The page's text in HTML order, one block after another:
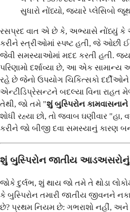
સુધારો નોંધ્યો, જ્યારે પ્લેસિબો
રસપ્રદ વાત એ છે કે, અભ્યાસે નોંધ્યું કે
કરીને સ્ત્રીઓમાં સ્પષ્ટ હતી, જે ઓછી
જેવી સમસ્યાઓમાં મદદ કરતી હતી.
પરિણામો દર્શાવ્યા છે, આ એક
રહે છે જેનો ઉપયોગ ચિકિત્સકો દર્દીઓને
એન્ટીડિપ્રેસન્ટને બદલ્યા વિના રાહત
તેથી, જો તમે "શું બુસ્પિરોન
શોધી રહ્યા છો, તો જવાબ ઘણીવાર "હા,
કરીને જો બીજી દવા સમસ્યાનું કારણ
શું બુસ્પિરોન જાતીય
જોકે દુર્લભ, શું થાય જો તમે તે થોડા
કે બુસ્પિરોન તમારી જાતીય જીવનને
છે? પ્રથમ નિયમ છે: ગભરાશો નહીં, અને